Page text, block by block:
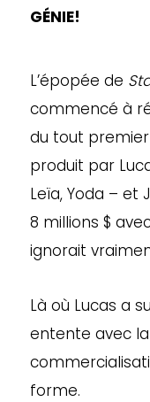
GÉNIE!
L’épopée de
commencé à
du tout
produit par
Leïa, Yoda – et
8 millions $
ignorait
Là où Lucas a
entente avec
forme.